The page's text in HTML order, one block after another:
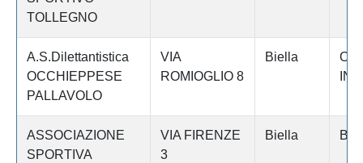
TOLLEGNO
A.S.Dilettantistica
OCCHIEPPESE
PALLAVOLO
VIA
ROMIOGLIO 8
Biella
ASSOCIAZIONE
SPORTIVA
VIA FIRENZE
3
Biella